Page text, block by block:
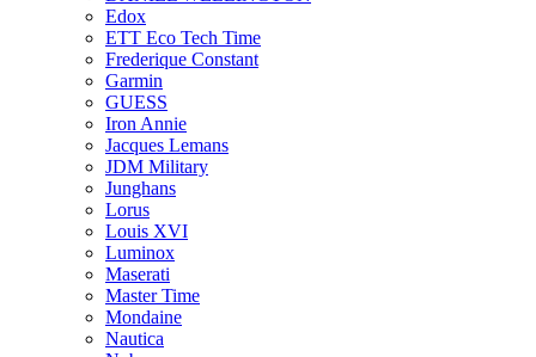
Edox
ETT Eco Tech Time
Frederique Constant
Garmin
GUESS
Iron Annie
Jacques Lemans
JDM Military
Junghans
Lorus
Louis XVI
Luminox
Maserati
Master Time
Mondaine
Nautica